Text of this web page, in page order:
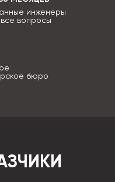
бюро
инженеры
вопросы